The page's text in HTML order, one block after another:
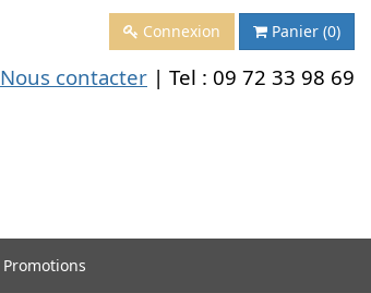
Connexion Panier (0)
Nous contacter | Tel : 09 72 33 98 69
Promotions